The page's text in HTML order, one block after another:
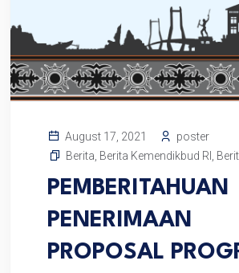
August 17, 2021
poster
Berita Berita Kemendikbud RI
PEMBERITAHUAN
PENERIMAAN
PROPOSAL